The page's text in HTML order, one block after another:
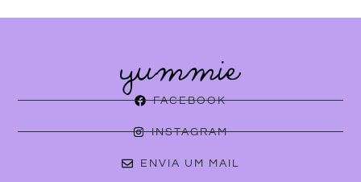
FACEBOOK
INSTAGRAM
ENVIA UM MAIL